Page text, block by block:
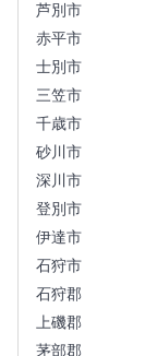
芦別市
赤平市
士別市
三笠市
千歳市
砂川市
深川市
登別市
伊達市
石狩市
石狩郡
上磯郡
茅部郡